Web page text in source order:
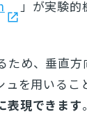
」が実験的
ため、垂直方
を用いること
表現できます。